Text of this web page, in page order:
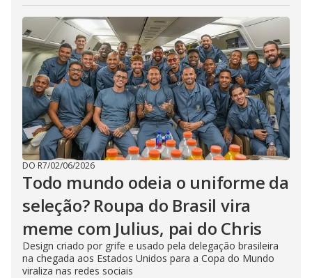
DO R7/02/06/2026
Todo mundo odeia o uniforme da
seleção? Roupa do Brasil vira
meme com Julius, pai do Chris
Design criado por grife e usado pela delegação brasileira
na chegada aos Estados Unidos para a Copa do Mundo
viraliza nas redes sociais